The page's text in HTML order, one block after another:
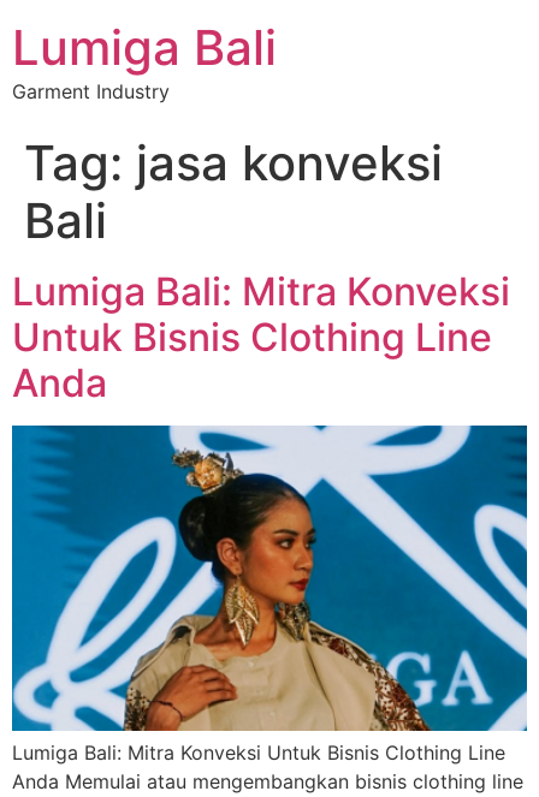
Lumiga Bali
Garment Industry
Tag: jasa konveksi
Bali
Lumiga Bali: Mitra Konveksi
Untuk Bisnis Clothing Line
Anda
Lumiga Bali: Mitra Konveksi Untuk Bisnis Clothing Line
Anda Memulai atau mengembangkan bisnis clothing line